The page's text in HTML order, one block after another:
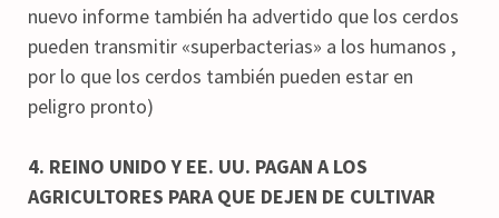
nuevo informe también ha advertido que los cerdos
pueden transmitir «superbacterias» a los humanos ,
por lo que los cerdos también pueden estar en
peligro pronto)
4. REINO UNIDO Y EE. UU. PAGAN A LOS
AGRICULTORES PARA QUE DEJEN DE CULTIVAR